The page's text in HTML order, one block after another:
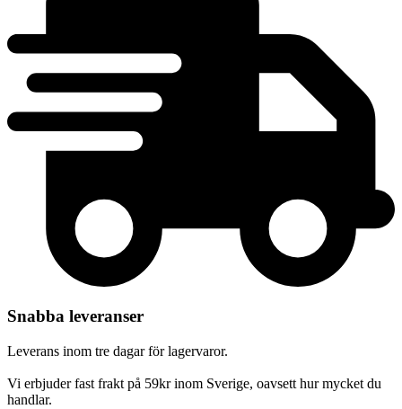
Snabba leveranser
Leverans inom tre dagar för lagervaror.
Vi erbjuder fast frakt på 59kr inom Sverige, oavsett hur mycket du
handlar.